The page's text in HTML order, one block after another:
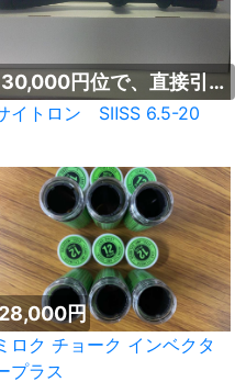
30,000円位で、直接引取
なら1割引サイトロン SⅡSS 6.5-20
円
ロク チョーク インベクタ
プラス